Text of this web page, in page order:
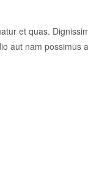
et quas.
aut nam possimus